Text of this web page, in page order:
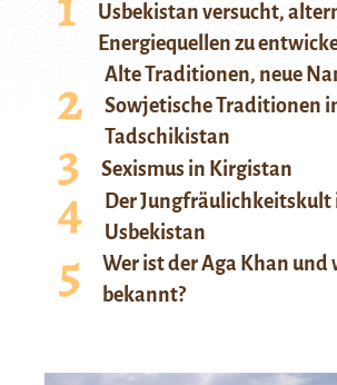
Usbekistan versucht,
Energiequellen zu
Alte Traditionen, neue
Sowjetische Traditionen
Tadschikistan
Sexismus in Kirgistan
Der Jungfräulichkeitskult
Usbekistan
Wer ist der Aga Khan und
bekannt?